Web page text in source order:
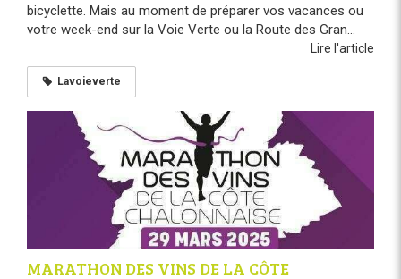
bicyclette. Mais au moment de préparer vos vacances ou
votre week-end sur la Voie Verte ou la Route des Gran...
Lire l'article
Lavoieverte
MARATHON DES VINS DE LA CÔTE